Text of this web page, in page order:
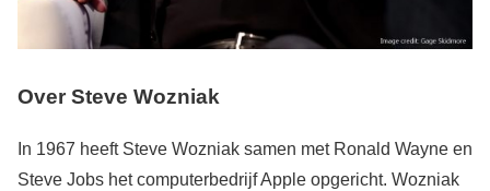
Over Steve Wozniak
In 1967 heeft Steve Wozniak samen met Ronald Wayne en
Steve Jobs het computerbedrijf Apple opgericht. Wozniak